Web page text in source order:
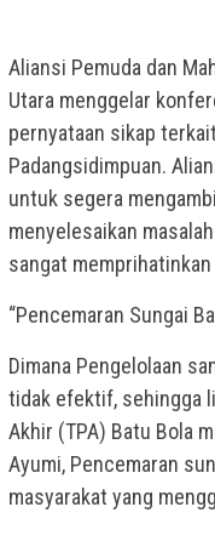
Aliansi Pemuda dan
Utara menggelar
pernyataan sikap
Padangsidimpuan.
untuk segera
menyelesaikan
sangat
“Pencemaran Sungai
Dimana Pengelolaan
tidak efektif, sehingga
Akhir (TPA) Batu Bola
Ayumi, Pencemaran
masyarakat yang